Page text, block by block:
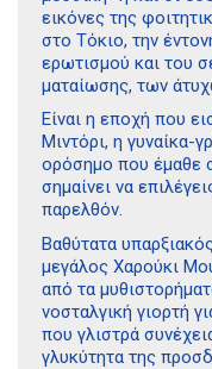
εικόνες της
στο Τόκιο, την
ερωτισμού και του
ματαίωσης, των
Είναι η εποχή που
Μιντόρι, η γυναίκα-
ορόσημο που έμαθε
σημαίνει να
παρελθόν.
Βαθύτατα
μεγάλος Χαρούκι
από τα
νοσταλγική γιορτή
που γλιστρά
γλυκύτητα της